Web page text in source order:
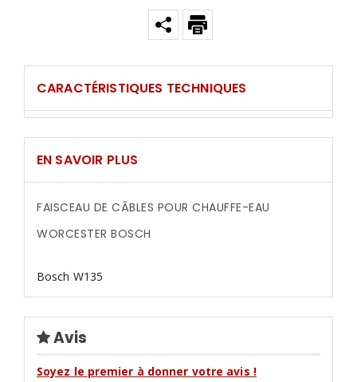
CARACTÉRISTIQUES TECHNIQUES
EN SAVOIR PLUS
FAISCEAU DE CÂBLES POUR CHAUFFE-EAU
WORCESTER BOSCH
Bosch W135
Avis
Soyez le premier à donner votre avis !